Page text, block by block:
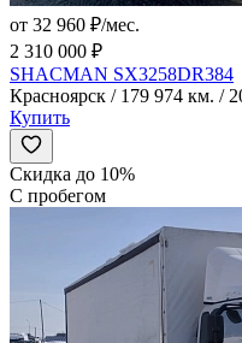
от 32 960 ₽/мес.
2 310 000 ₽
SHACMAN SX3258DR384
Красноярск / 179 974 км. /
Купить
Скидка до 10%
С пробегом